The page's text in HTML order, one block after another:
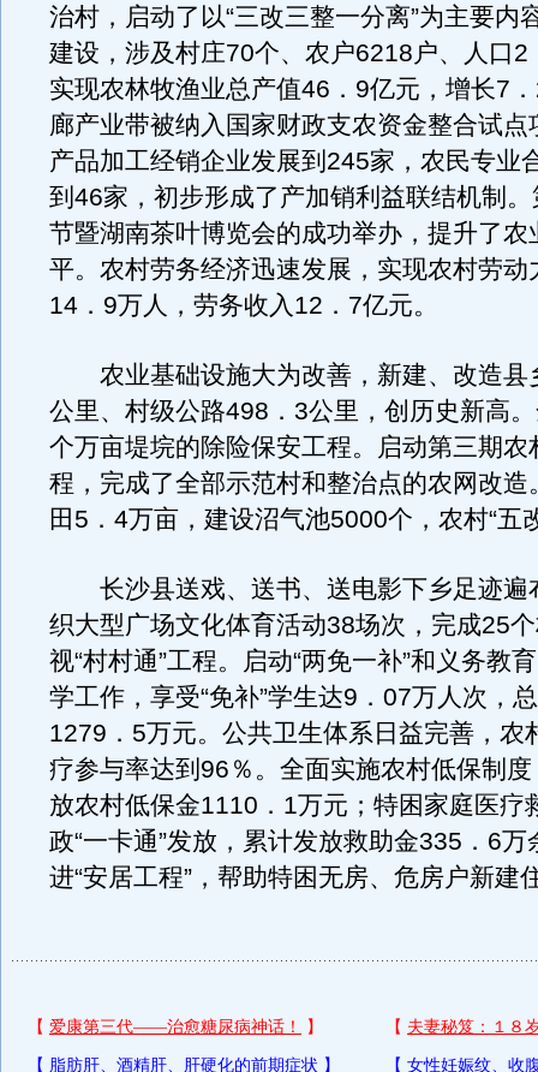
治村，启动了以“三改三整一分离”为主要内
建设，涉及村庄70个、农户6218户、人口2
实现农林牧渔业总产值46．9亿元，增长7
廊产业带被纳入国家财政支农资金整合试点
产品加工经销企业发展到245家，农民专业
到46家，初步形成了产加销利益联结机制
节暨湖南茶叶博览会的成功举办，提升了农
平。农村劳务经济迅速发展，实现农村劳动
14．9万人，劳务收入12．7亿元。
农业基础设施大为改善，新建、改造县
公里、村级公路498．3公里，创历史新高
个万亩堤垸的除险保安工程。启动第三期农
程，完成了全部示范村和整治点的农网改造
田5．4万亩，建设沼气池5000个，农村“五
长沙县送戏、送书、送电影下乡足迹遍
织大型广场文化体育活动38场次，完成25
视“村村通”工程。启动“两免一补”和义务教
学工作，享受“免补”学生达9．07万人次，
1279．5万元。公共卫生体系日益完善，农
疗参与率达到96％。全面实施农村低保制
放农村低保金1110．1万元；特困家庭医疗
政“一卡通”发放，累计发放救助金335．6万
进“安居工程”，帮助特困无房、危房户新建